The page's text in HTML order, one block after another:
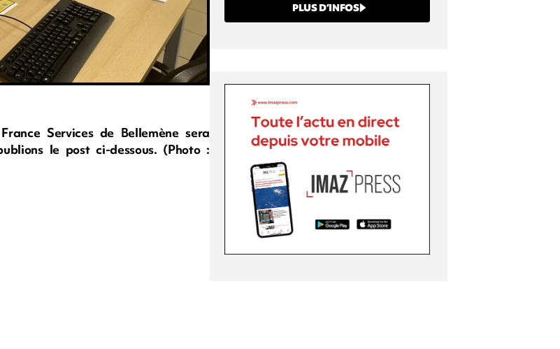
Services de Bellemène sera
le post ci-dessous. (Photo :
PLUS D’INFOS